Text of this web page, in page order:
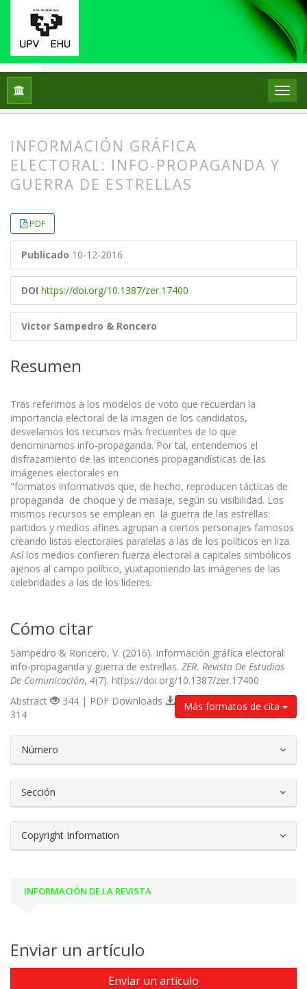
Inicio
INFORMACIÓN GRÁFICA
ELECTORAL: INFO-PROPAGANDA Y
GUERRA DE ESTRELLAS
PDF
Publicado 10-12-2016
DOI https://doi.org/10.1387/zer.17400
Victor Sampedro & Roncero
Resumen
Tras referirnos a los modelos de voto que recuerdan la
importancia electoral de la imagen de los candidatos,
desvelamos los recursos más frecuentes de lo que
denominamos info-propaganda. Por tal, entendemos el
disfrazamiento de las intenciones propagandísticas de las
imágenes electorales en
"formatos informativos que, de hecho, reproducen tácticas de
propaganda de choque y de masaje, según su visibilidad. Los
mismos recursos se emplean en la guerra de las estrellas:
partidos y medios afines agrupan a ciertos personajes famosos
creando listas electorales paralelas a las de los políticos en liza.
Así los medios confieren fuerza electoral a capitales simbólicos
ajenos al campo político, yuxtaponiendo las imágenes de las
celebridades a las de los líderes.
Cómo citar
Sampedro & Roncero, V. (2016). Información gráfica electoral:
info-propaganda y guerra de estrellas. ZER. Revista De Estudios
De Comunicación, 4(7). https://doi.org/10.1387/zer.17400
Más formatos de cita
Abstract
344 | PDF Downloads
314
Número
Sección
Copyright Information
INFORMACIÓN DE LA REVISTA
Enviar un artículo
Enviar un artículo